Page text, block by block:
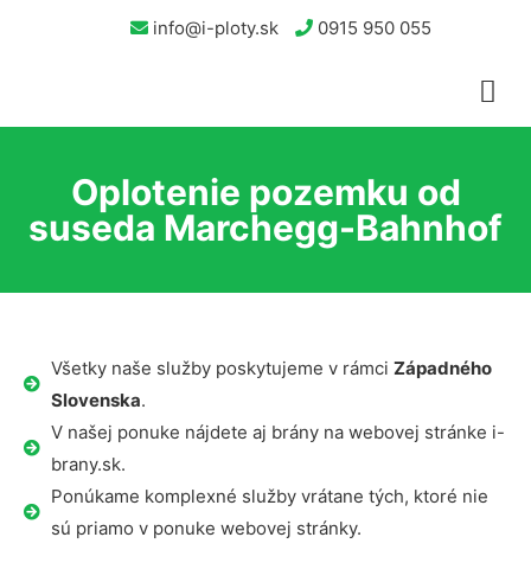
info@i-ploty.sk 0915 950 055
Oplotenie pozemku od
suseda Marchegg-Bahnhof
Všetky naše služby poskytujeme v rámci Západného
Slovenska.
V našej ponuke nájdete aj brány na webovej stránke i-
brany.sk.
Ponúkame komplexné služby vrátane tých, ktoré nie
sú priamo v ponuke webovej stránky.